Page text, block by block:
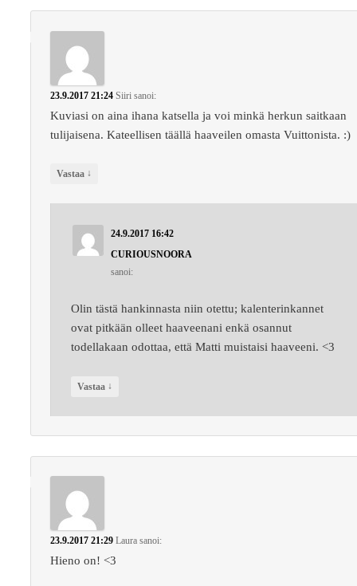
23.9.2017 21:24 Siiri sanoi:
Kuviasi on aina ihana katsella ja voi minkä herkun saitkaan
tulijaisena. Kateellisen täällä haaveilen omasta Vuittonista. :)
Vastaa ↓
24.9.2017 16:42
CURIOUSNOORA
sanoi:
Olin tästä hankinnasta niin otettu; kalenterinkannet
ovat pitkään olleet haaveenani enkä osannut
todellakaan odottaa, että Matti muistaisi haaveeni. <3
Vastaa ↓
23.9.2017 21:29 Laura sanoi:
Hieno on! <3